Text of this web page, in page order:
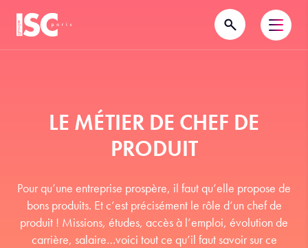
LE MÉTIER DE CHEF DE
PRODUIT
Pour qu’une entreprise prospère, il faut qu’elle propose de
bons produits. Et c’est précisément le rôle d’un chef de
produit ! Missions, études, accès à l’emploi, évolution de
carrière, salaire…voici tout ce qu’il faut savoir sur ce